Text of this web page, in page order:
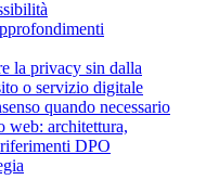
la privacy sin dalla
o servizio digitale
quando necessario
web: architettura,
DPO